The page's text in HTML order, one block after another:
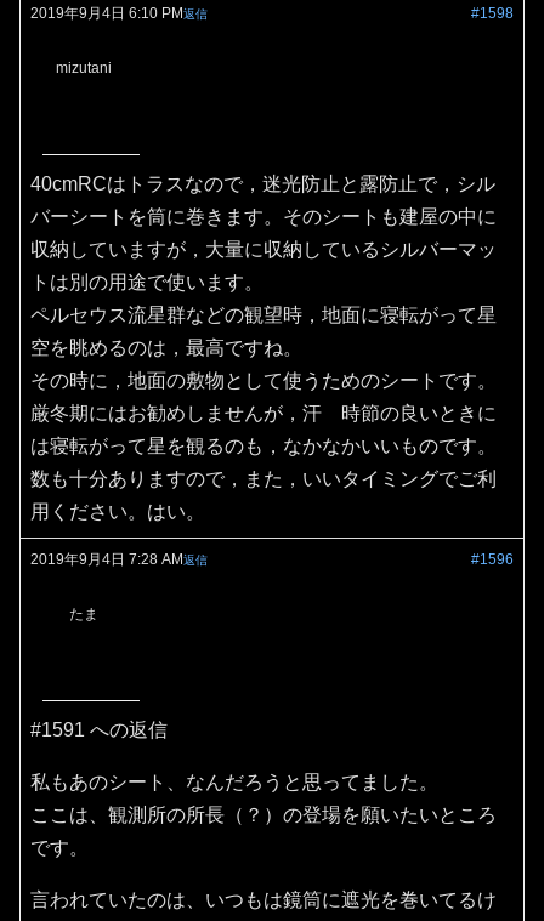
2019年9月4日 6:10 PM #1598
返信
mizutani
40cmRCはトラスなので，迷光防止と露防止で，シル
バーシートを筒に巻きます。そのシートも建屋の中に
収納していますが，大量に収納しているシルバーマッ
トは別の用途で使います。
ペルセウス流星群などの観望時，地面に寝転がって星
空を眺めるのは，最高ですね。
その時に，地面の敷物として使うためのシートです。
厳冬期にはお勧めしませんが，汗 時節の良いときに
は寝転がって星を観るのも，なかなかいいものです。
数も十分ありますので，また，いいタイミングでご利
用ください。はい。
2019年9月4日 7:28 AM #1596
返信
たま
#1591 への返信
私もあのシート、なんだろうと思ってました。
ここは、観測所の所長（？）の登場を願いたいところ
です。
言われていたのは、いつもは鏡筒に遮光を巻いてるけ